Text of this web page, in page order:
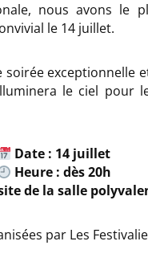
nous avons le
le 14 juillet.
soirée exceptionnelle
le ciel pour
Date : 14 juillet
Heure : dès 20h
de la salle
par Les